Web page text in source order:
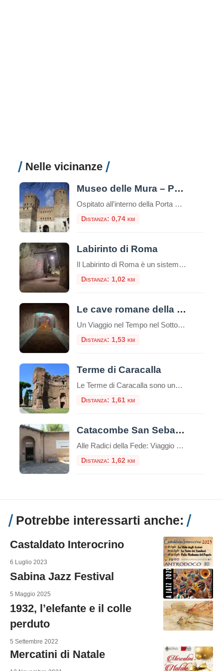
Nelle vicinanze
Museo delle Mura – Porta San Sebastiano
Ospitato all’interno della Porta San Sebastiano delle mura Aureliane, il Museo delle Mura è stato realizzato nel 1990 ed offre ai visitatori un itinerario didattico che ripercorre la storia delle fortificazioni della città, dall’età regia e re
Distanza: 0,74 km
Labirinto di Roma
Il Labirinto di Roma è un sistema di gallerie sotterranee che si estende per circa 5 km, di cui 1,5 km sono accessibili al pubblico tramite visite guidate a piedi o in bicicletta. Queste gallerie furono originariamente scavate a partire dal I secolo d.C. per l’estrazione di materiali da costruzione, come la pozzolana, utilizzati nella […]
Distanza: 1,02 km
Le cave romane della Caffarella
Un Viaggio nel Tempo nel Sottosuolo di Roma Nel cuore pulsante di Roma, celato all’interno della splendida cornice naturale del Parco Regionale dell’Appia Antica, si nasconde un tesoro di storia e mistero: le Cave Romane della Caffarella. Questo affascinante complesso ipogeo offre un’esperienza di viaggio unica, portando i visitatori a esplorare un mondo sotterraneo che […]
Distanza: 1,53 km
Terme di Caracalla
Le Terme di Caracalla sono uno dei siti archeologici più importanti e impressionanti di Roma, Italia.Queste terme furono costruite durante il regno dell’imperatore romano Caracalla, il cui nome è associato al loro nome.La costruzione delle Terme di Caracalla iniziò nel 212 d.C. e fu completata nel 216 d.C. durante i regni degli imperatori Settimio Severo […]
Distanza: 1,61 km
Catacombe San Sebastiano
Alle Radici della Fede: Viaggio nelle Catacombe di San Sebastiano sull’Appia Antica Immerse nel verde suggestivo della Via Appia Antica, le Catacombe di San Sebastiano rappresentano una delle testimonianze più affascinanti e stratificate della Roma cristiana e pagana. Questo luogo non è solo un cimitero sotterraneo, ma uno scrigno di storia che custodisce la memoria […]
Distanza: 1,62 km
Potrebbe interessarti anche:
Castaldato Interocrino
6 Luglio 2023
Sabina Jazz Festival
5 Maggio 2025
1932, l’elefante e il colle
perduto
5 Settembre 2022
Mercatini di Natale